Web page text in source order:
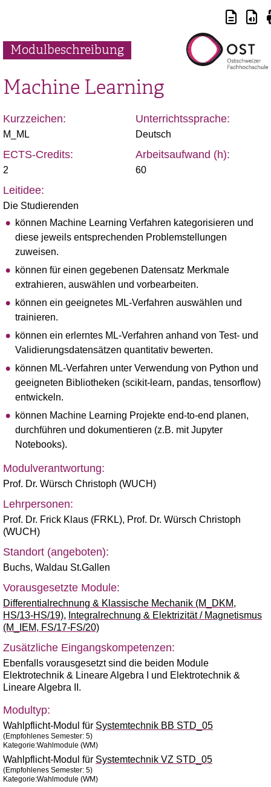
Modulbeschreibung
Machine Learning
Kurzzeichen:
M_ML
Unterrichtssprache:
Deutsch
ECTS-Credits:
2
Arbeitsaufwand (h):
60
Leitidee:
Die Studierenden
können Machine Learning Verfahren kategorisieren und
diese jeweils entsprechenden Problemstellungen
zuweisen.
können für einen gegebenen Datensatz Merkmale
extrahieren, auswählen und vorbearbeiten.
können ein geeignetes ML-Verfahren auswählen und
trainieren.
können ein erlerntes ML-Verfahren anhand von Test- und
Validierungsdatensätzen quantitativ bewerten.
können ML-Verfahren unter Verwendung von Python und
geeigneten Bibliotheken (scikit-learn, pandas, tensorflow)
entwickeln.
können Machine Learning Projekte end-to-end planen,
durchführen und dokumentieren (z.B. mit Jupyter
Notebooks).
Modulverantwortung:
Prof. Dr. Würsch Christoph (WUCH)
Lehrpersonen:
Prof. Dr. Frick Klaus (FRKL), Prof. Dr. Würsch Christoph
(WUCH)
Standort (angeboten):
Buchs, Waldau St.Gallen
Vorausgesetzte Module:
Differentialrechnung & Klassische Mechanik (M_DKM,
HS/13-HS/19), Integralrechnung & Elektrizität / Magnetismus
(M_IEM, FS/17-FS/20)
Zusätzliche Eingangskompetenzen:
Ebenfalls vorausgesetzt sind die beiden Module
Elektrotechnik & Lineare Algebra I und Elektrotechnik &
Lineare Algebra II.
Modultyp:
Wahlpflicht-Modul für Systemtechnik BB STD_05
(Empfohlenes Semester: 5)
Kategorie:Wahlmodule (WM)
Wahlpflicht-Modul für Systemtechnik VZ STD_05
(Empfohlenes Semester: 5)
Kategorie:Wahlmodule (WM)